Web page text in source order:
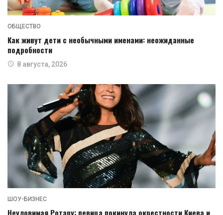
ОБЩЕСТВО
Как живут дети с необычными именами: неожиданные
подробности
8 августа, 2026
ШОУ-БИЗНЕС
Неуловимая Ротару: певица покинула окрестности Киева и